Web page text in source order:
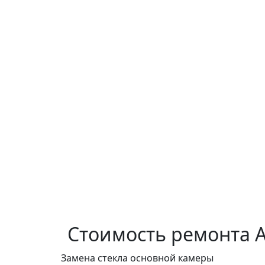
Стоимость ремонта
Замена стекла основной камеры